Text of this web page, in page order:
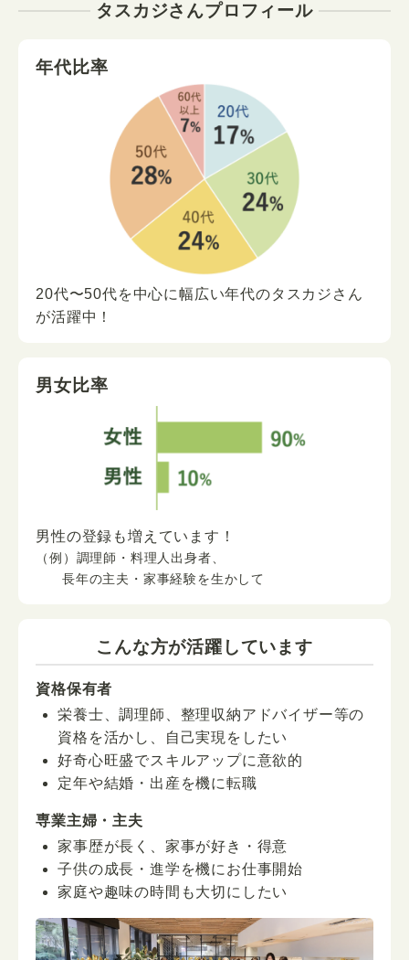
タスカジさんプロフィール
年代比率
20代〜50代を中心に幅広い年代のタスカジさん
が活躍中！
男女比率
男性の登録も増えています！
（例）調理師・料理人出身者、
長年の主夫・家事経験を生かして
こんな方が活躍しています
資格保有者
栄養士、調理師、整理収納アドバイザー等の
資格を活かし、自己実現をしたい
好奇心旺盛でスキルアップに意欲的
定年や結婚・出産を機に転職
専業主婦・主夫
家事歴が長く、家事が好き・得意
子供の成長・進学を機にお仕事開始
家庭や趣味の時間も大切にしたい